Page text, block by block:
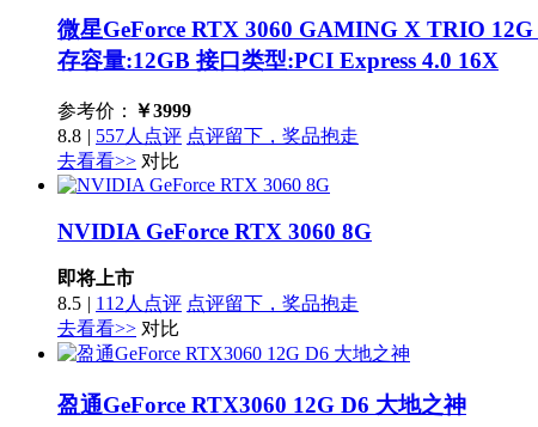
微星GeForce RTX 3060 GAMING X TRIO 12G
存容量:12GB 接口类型:PCI Express 4.0 16X
参考价： ￥3999
8.8 | 557人点评 点评留下，奖品抱走
去看看>> 对比
NVIDIA GeForce RTX 3060 8G
即将上市
8.5 | 112人点评 点评留下，奖品抱走
去看看>> 对比
盈通GeForce RTX3060 12G D6 大地之神